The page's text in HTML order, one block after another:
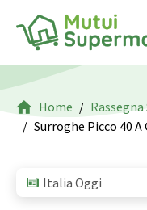
Home
Surroghe Picco 40 A
Italia Oggi